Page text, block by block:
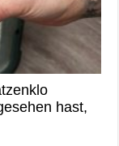
hast,